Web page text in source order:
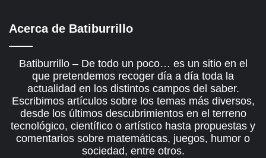
Acerca de Batiburrillo
Batiburrillo – De todo un poco… es un sitio en el
que pretendemos recoger día a día toda la
actualidad en los distintos campos del saber.
Escribimos artículos sobre los temas más diversos,
desde los últimos descubrimientos en el terreno
tecnológico, científico o artístico hasta propuestas y
comentarios sobre matemáticas, juegos, humor o
sociedad, entre otros.